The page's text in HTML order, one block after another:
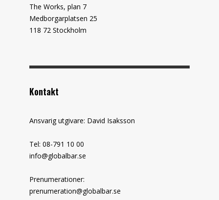
The Works, plan 7
Medborgarplatsen 25
118 72 Stockholm
Kontakt
Ansvarig utgivare: David Isaksson
Tel: 08-791 10 00
info@globalbar.se
Prenumerationer:
prenumeration@globalbar.se